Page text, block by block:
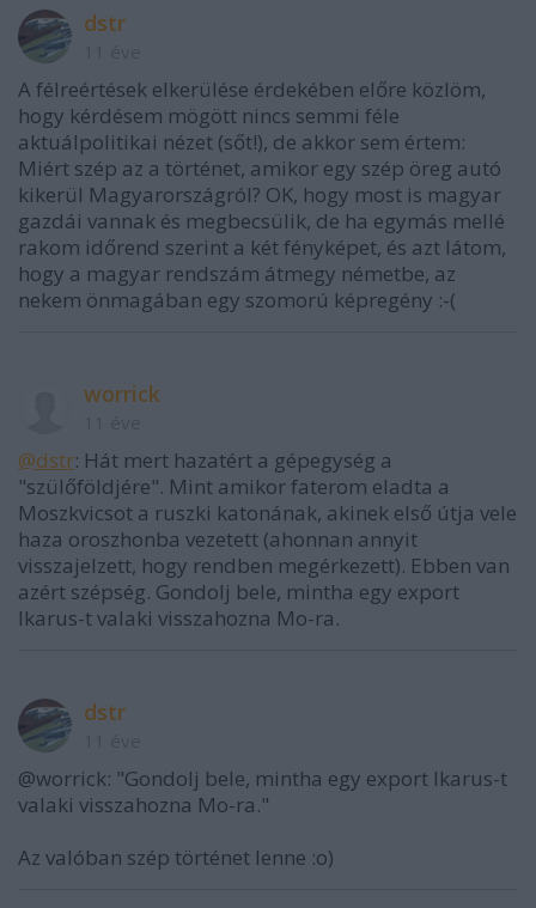
dstr
A félreértések elkerülése érdekében előre közlöm,
hogy kérdésem mögött nincs semmi féle
aktuálpolitikai nézet (sőt!), de akkor sem értem:
Miért szép az a történet, amikor egy szép öreg autó
kikerül Magyarországról? OK, hogy most is magyar
gazdái vannak és megbecsülik, de ha egymás mellé
rakom időrend szerint a két fényképet, és azt látom,
hogy a magyar rendszám átmegy németbe, az
nekem önmagában egy szomorú képregény :-(
worrick
@dstr: Hát mert hazatért a gépegység a
"szülőföldjére". Mint amikor faterom eladta a
Moszkvicsot a ruszki katonának, akinek első útja vele
haza oroszhonba vezetett (ahonnan annyit
visszajelzett, hogy rendben megérkezett). Ebben van
azért szépség. Gondolj bele, mintha egy export
Ikarus-t valaki visszahozna Mo-ra.
dstr
@worrick: "Gondolj bele, mintha egy export Ikarus-t
valaki visszahozna Mo-ra."
Az valóban szép történet lenne :o)